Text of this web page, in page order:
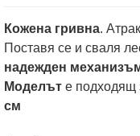
Кожена гривна.
Поставя се и сваля
надежден
Моделът е подходящ
см